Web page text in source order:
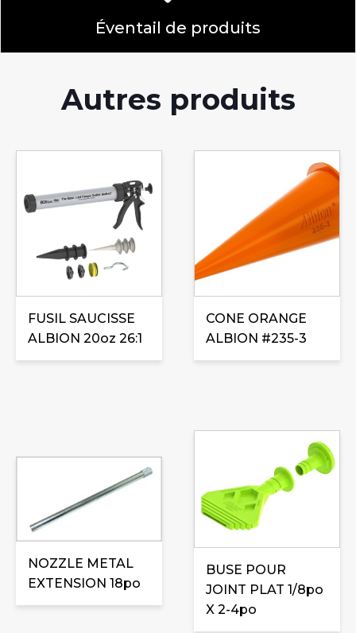
Éventail de produits
Autres produits
FUSIL SAUCISSE
ALBION 20oz 26:1
CONE ORANGE
ALBION #235-3
NOZZLE METAL
EXTENSION 18po
BUSE POUR
JOINT PLAT 1/8po
X 2-4po